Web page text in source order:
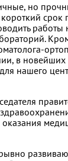
но
срок
работы
в
нашего